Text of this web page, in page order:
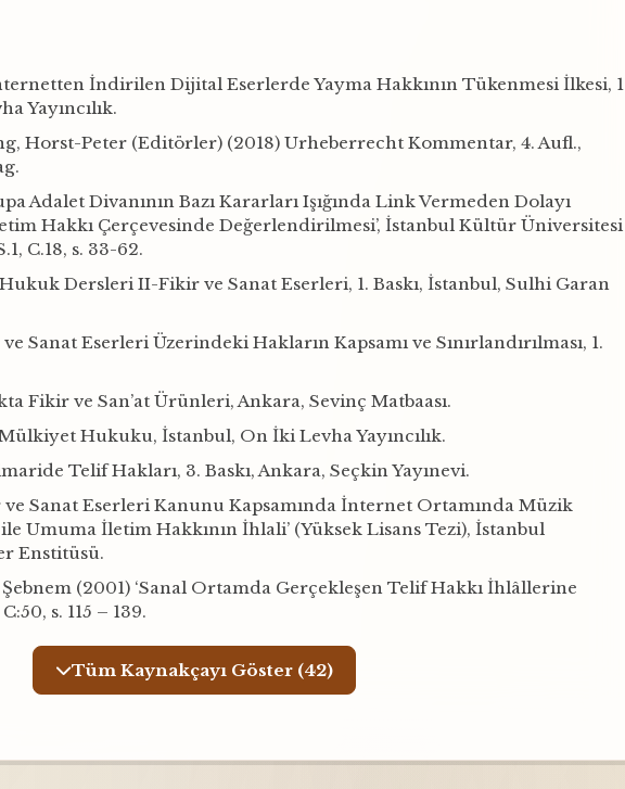
İndirilen Dijital Eserlerde Yayma Hakkının Tükenmesi İlkesi,
Yayıncılık.
Horst-Peter (Editörler) (2018) Urheberrecht Kommentar, 4. Aufl.,
Adalet Divanının Bazı Kararları Işığında Link Vermeden Dolayı
Hakkı Çerçevesinde Değerlendirilmesi’, İstanbul Kültür Üniversitesi
C.18, s. 33-62.
Dersleri II-Fikir ve Sanat Eserleri, 1. Baskı, İstanbul, Sulhi Garan
Sanat Eserleri Üzerindeki Hakların Kapsamı ve Sınırlandırılması, 1.
Fikir ve San’at Ürünleri, Ankara, Sevinç Matbaası.
Hukuku, İstanbul, On İki Levha Yayıncılık.
Telif Hakları, 3. Baskı, Ankara, Seçkin Yayınevi.
Sanat Eserleri Kanunu Kapsamında İnternet Ortamında Müzik
Umuma İletim Hakkının İhlali’ (Yüksek Lisans Tezi), İstanbul
Enstitüsü.
(2001) ‘Sanal Ortamda Gerçekleşen Telif Hakkı İhlâllerine
s. 115 – 139.
Tüm Kaynakçayı Göster (42)